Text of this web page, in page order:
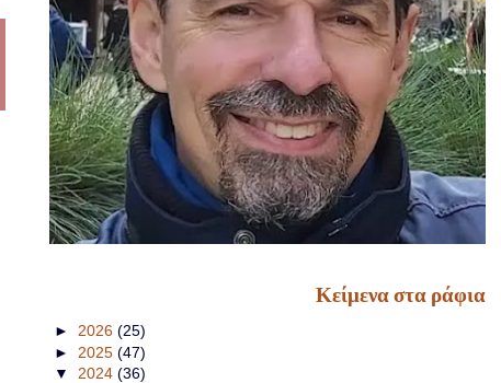
Κείμενα στα ράφια
► 2026 (25)
► 2025 (47)
▼ 2024 (36)